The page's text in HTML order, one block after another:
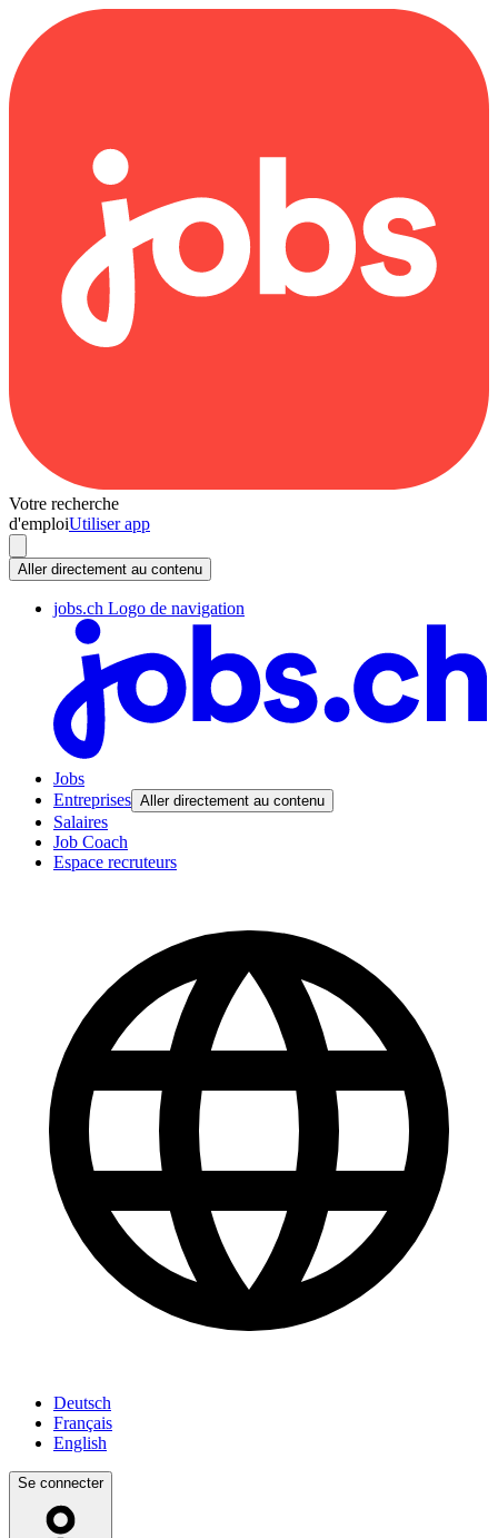
Votre recherche
d'emploiUtiliser app
Aller directement au contenu
jobs.ch Logo de navigation
Jobs
Entreprises Aller directement au contenu
Salaires
Job Coach
Espace recruteurs
Deutsch
Français
English
Se connecter